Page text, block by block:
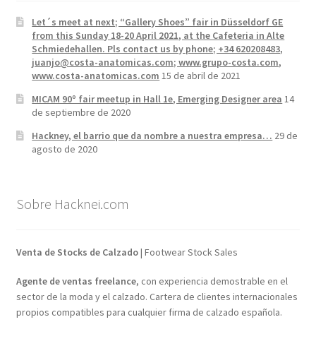
Let´s meet at next; “Gallery Shoes” fair in Düsseldorf GE
from this Sunday 18-20 April 2021, at the Cafeteria in Alte
Schmiedehallen. Pls contact us by phone; +34 620208483,
juanjo@costa-anatomicas.com; www.grupo-costa.com,
www.costa-anatomicas.com 15 de abril de 2021
MICAM 90º fair meetup in Hall 1e, Emerging Designer area 14
de septiembre de 2020
Hackney, el barrio que da nombre a nuestra empresa… 29 de
agosto de 2020
Sobre Hacknei.com
Venta de Stocks de Calzado| Footwear Stock Sales
Agente de ventas freelance, con experiencia demostrable en el
sector de la moda y el calzado. Cartera de clientes internacionales
propios compatibles para cualquier firma de calzado española.